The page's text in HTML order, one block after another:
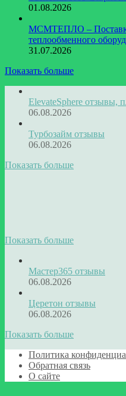
01.08.2026
МСМТЕПЛО –
теплообменного
31.07.2026
Показать больше
ElevateSphere отзывы,
06.08.2026
Турбозайм отзывы
06.08.2026
Показать больше
Показать больше
Мастер365 отзывы
06.08.2026
Церетон отзывы
06.08.2026
Показать больше
Политика
Обратная связь
О сайте